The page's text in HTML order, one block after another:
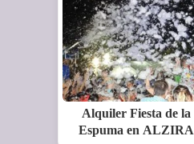
Alquiler Fiesta de la
Espuma en ALZIRA